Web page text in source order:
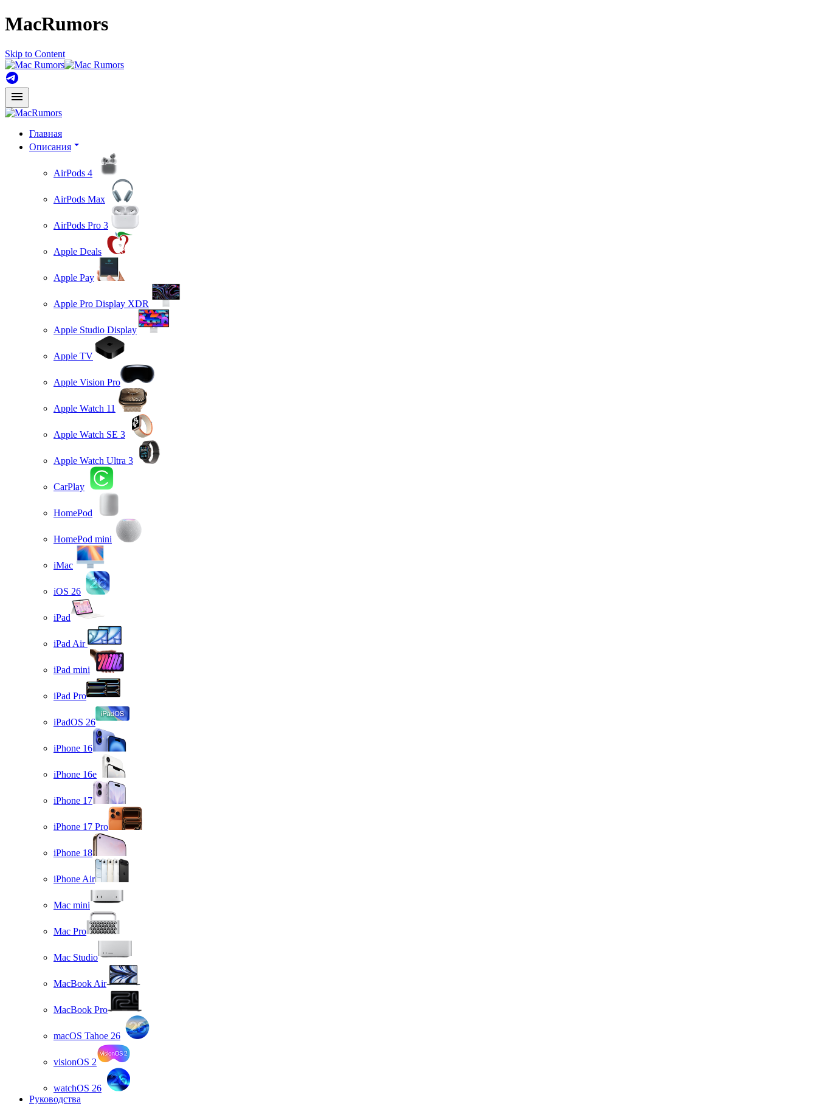
MacRumors
Skip to Content
Главная
Описания
AirPods 4
AirPods Max
AirPods Pro 3
Apple Deals
Apple Pay
Apple Pro Display XDR
Apple Studio Display
Apple TV
Apple Vision Pro
Apple Watch 11
Apple Watch SE 3
Apple Watch Ultra 3
CarPlay
HomePod
HomePod mini
iMac
iOS 26
iPad
iPad Air
iPad mini
iPad Pro
iPadOS 26
iPhone 16
iPhone 16e
iPhone 17
iPhone 17 Pro
iPhone 18
iPhone Air
Mac mini
Mac Pro
Mac Studio
MacBook Air
MacBook Pro
macOS Tahoe 26
visionOS 2
watchOS 26
Руководства